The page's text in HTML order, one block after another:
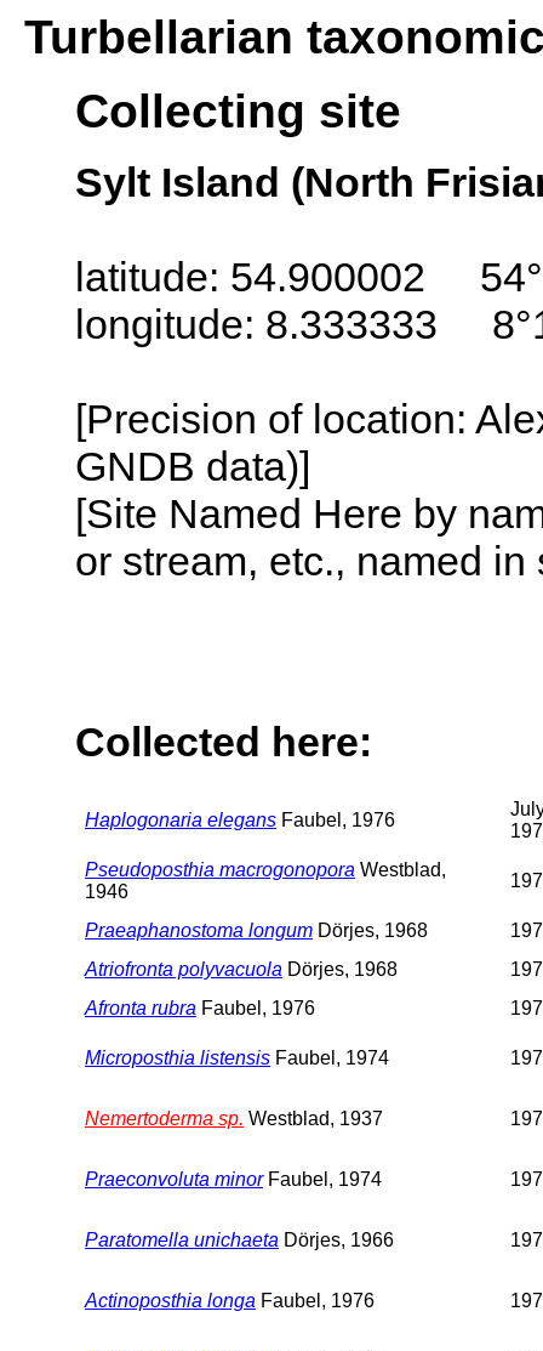
Turbellarian
Collecting site
Sylt Island (North
latitude: 54.900002
longitude: 8.333333
[Precision of location:
GNDB data)]
[Site Named Here by
or stream, etc., named
Collected here:
Haplogonaria elegans Faubel, 1976
Pseudoposthia macrogonopora Westblad,
1946
Praeaphanostoma longum Dörjes, 1968
Atriofronta polyvacuola Dörjes, 1968
Afronta rubra Faubel, 1976
Microposthia listensis Faubel, 1974
Nemertoderma sp. Westblad, 1937
Praeconvoluta minorFaubel, 1974
Paratomella unichaeta Dörjes, 1966
Actinoposthia longa Faubel, 1976